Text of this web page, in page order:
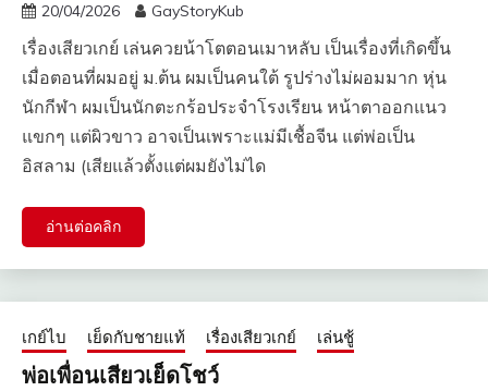
20/04/2026 GayStoryKub
เรื่องเสียวเกย์ เล่นควยน้าโตตอนเมาหลับ เป็นเรื่องที่เกิดขึ้น
เมื่อตอนที่ผมอยู่ ม.ต้น ผมเป็นคนใต้ รูปร่างไม่ผอมมาก หุ่น
นักกีฬา ผมเป็นนักตะกร้อประจำโรงเรียน หน้าตาออกแนว
แขกๆ แต่ผิวขาว อาจเป็นเพราะแม่มีเชื้อจีน แต่พ่อเป็น
อิสลาม (เสียแล้วตั้งแต่ผมยังไม่ได
อ่านต่อคลิก
เกย์ไบ เย็ดกับชายแท้ เรื่องเสียวเกย์ เล่นชู้
พ่อเพื่อนเสียวเย็ดโชว์